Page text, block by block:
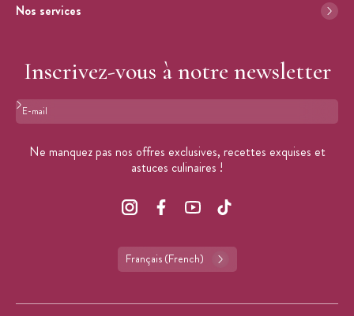
Nos services
Inscrivez-vous à notre newsletter
Format : adresse@email.com
Ne manquez pas nos offres exclusives, recettes exquises et
astuces culinaires !
Français (French)